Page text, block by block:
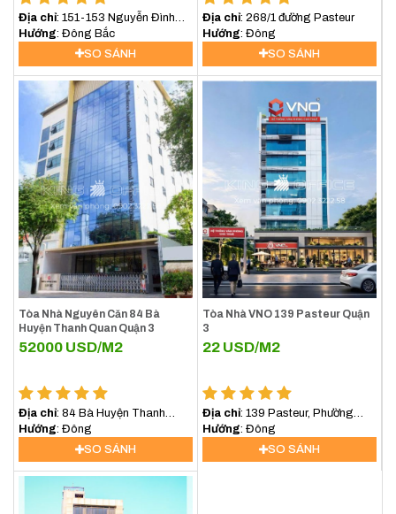
8/2026
[vanphongchothue quan=3][/vanphongchothue]
Địa chỉ: 151-153 Nguyễn Đình
Chiểu, Quận 3
Hướng : Đông Bắc
SO SÁNH
Địa chỉ: 268/1 đường Pasteur
Hướng : Đông
SO SÁNH
Tòa Nhà Nguyên Căn 84 Bà
Huyện Thanh Quan Quận 3
52000 USD/M2
Địa chỉ: 84 Bà Huyện Thanh
Quan, Xuân Hòa, Hồ Chí Minh,
Hướng : Đông
SO SÁNH
Tòa Nhà VNO 139 Pasteur Quận
3
22 USD/M2
Địa chỉ: 139 Pasteur, Phường
Xuân Hòa, TP.HCM
Hướng : Đông
SO SÁNH